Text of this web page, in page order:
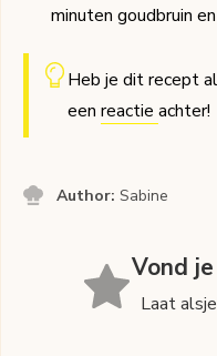
minuten goudbruin
Heb je dit recept
een reactie achter!
Author:Sabine
Vond
Laat